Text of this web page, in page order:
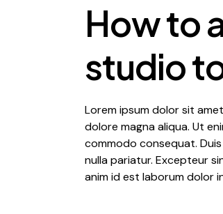
How to
studio
Lorem ipsum dolor sit
dolore magna aliqua. Ut
commodo consequat.
nulla pariatur. Excepteur
anim id est laborum dolor